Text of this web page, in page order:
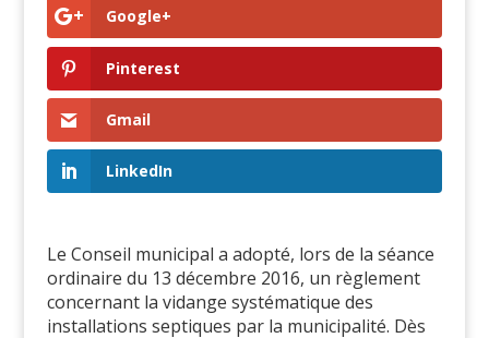
Google+
Pinterest
Gmail
LinkedIn
Le Conseil municipal a adopté, lors de la séance
ordinaire du 13 décembre 2016, un règlement
concernant la vidange systématique des
installations septiques par la municipalité. Dès